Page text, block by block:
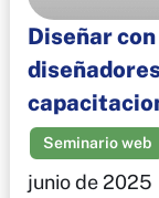
Diseñar
Seminario web
junio de 2025